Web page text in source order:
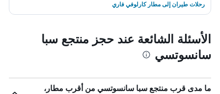
رحلات طيران إلى مطار كارلوفي فاري
الأسئلة الشائعة عند حجز منتجع سبا
سانسوتسي
ما مدى قرب منتجع سبا سانسوتسي من أقرب مطار،